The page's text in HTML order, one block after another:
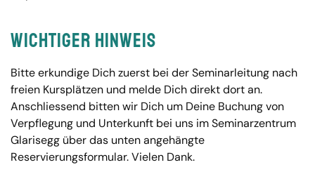
Wichtiger Hinweis
Bitte erkundige Dich zuerst bei der Seminarleitung nach
freien Kursplätzen und melde Dich direkt dort an.
Anschliessend bitten wir Dich um Deine Buchung von
Verpflegung und Unterkunft bei uns im Seminarzentrum
Glarisegg über das unten angehängte
Reservierungsformular. Vielen Dank.